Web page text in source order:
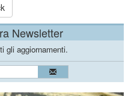
Newsletter
gli aggiornamenti.